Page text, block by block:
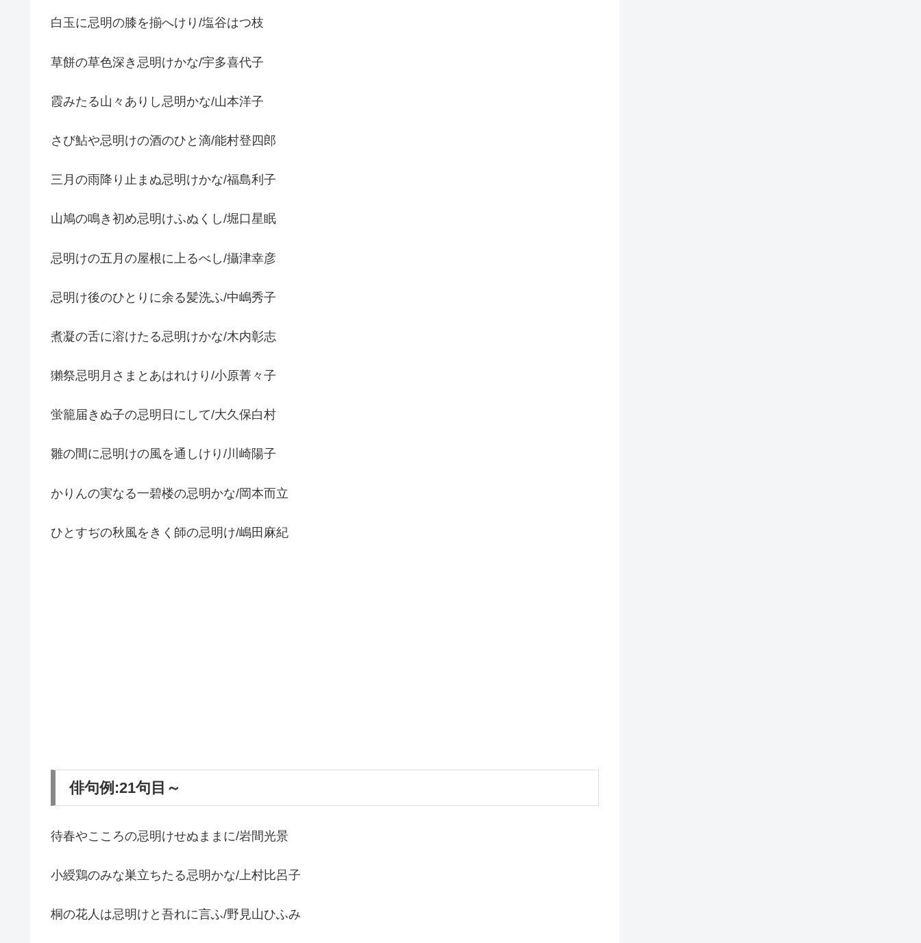
白玉に忌明の膝を揃へけり/塩谷はつ枝
草餅の草色深き忌明けかな/宇多喜代子
霞みたる山々ありし忌明かな/山本洋子
さび鮎や忌明けの酒のひと滴/能村登四郎
三月の雨降り止まぬ忌明けかな/福島利子
山鳩の鳴き初め忌明けふぬくし/堀口星眠
忌明けの五月の屋根に上るべし/攝津幸彦
忌明け後のひとりに余る髪洗ふ/中嶋秀子
煮凝の舌に溶けたる忌明けかな/木内彰志
獺祭忌明月さまとあはれけり/小原菁々子
蛍籠届きぬ子の忌明日にして/大久保白村
雛の間に忌明けの風を通しけり/川崎陽子
かりんの実なる一碧楼の忌明かな/岡本而立
ひとすぢの秋風をきく師の忌明け/嶋田麻紀
俳句例:21句目～
待春やこころの忌明けせぬままに/岩間光景
小綬鶏のみな巣立ちたる忌明かな/上村比呂子
桐の花人は忌明けと吾れに言ふ/野見山ひふみ